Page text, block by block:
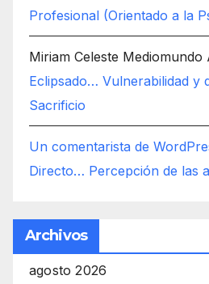
Profesional (Orientado a la
Miriam Celeste Mediomundo
Eclipsado… Vulnerabilidad y
Sacrificio
Un comentarista de
Directo… Percepción de las
Archivos
agosto 2026